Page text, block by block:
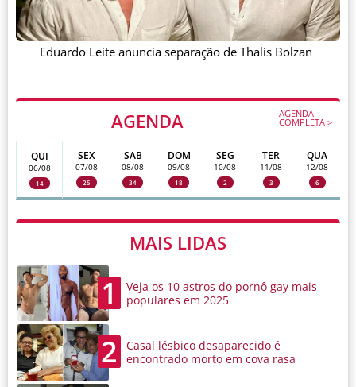
AGENDA AGENDA
COMPLETA >
QUI
06/08
14
SEX
07/08
25
SAB
08/08
34
DOM
09/08
18
SEG
10/08
2
TER
11/08
3
QUA
12/08
6
MAIS LIDAS
1
Veja os 10 astros do pornô gay mais
populares em 2025
2
Casal lésbico desaparecido é
encontrado morto em cova rasa
Eduardo Leite anuncia separação de Thalis Bolzan